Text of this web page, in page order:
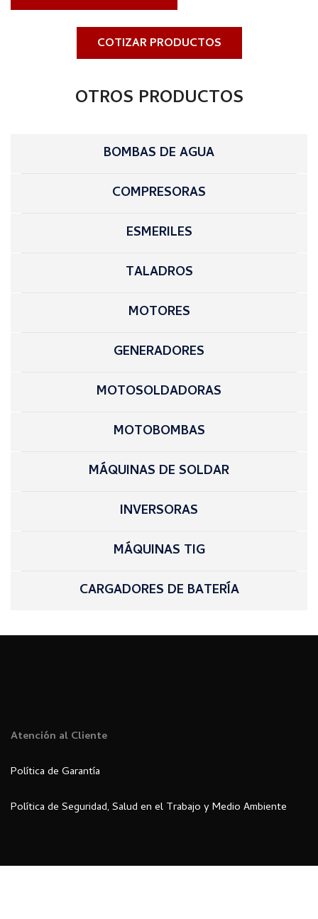
COTIZAR PRODUCTOS
OTROS PRODUCTOS
BOMBAS DE AGUA
COMPRESORAS
ESMERILES
TALADROS
MOTORES
GENERADORES
MOTOSOLDADORAS
MOTOBOMBAS
MÁQUINAS DE SOLDAR
INVERSORAS
MÁQUINAS TIG
CARGADORES DE BATERÍA
Atención al Cliente
Política de Garantía
Política de Seguridad, Salud en el Trabajo y Medio Ambiente